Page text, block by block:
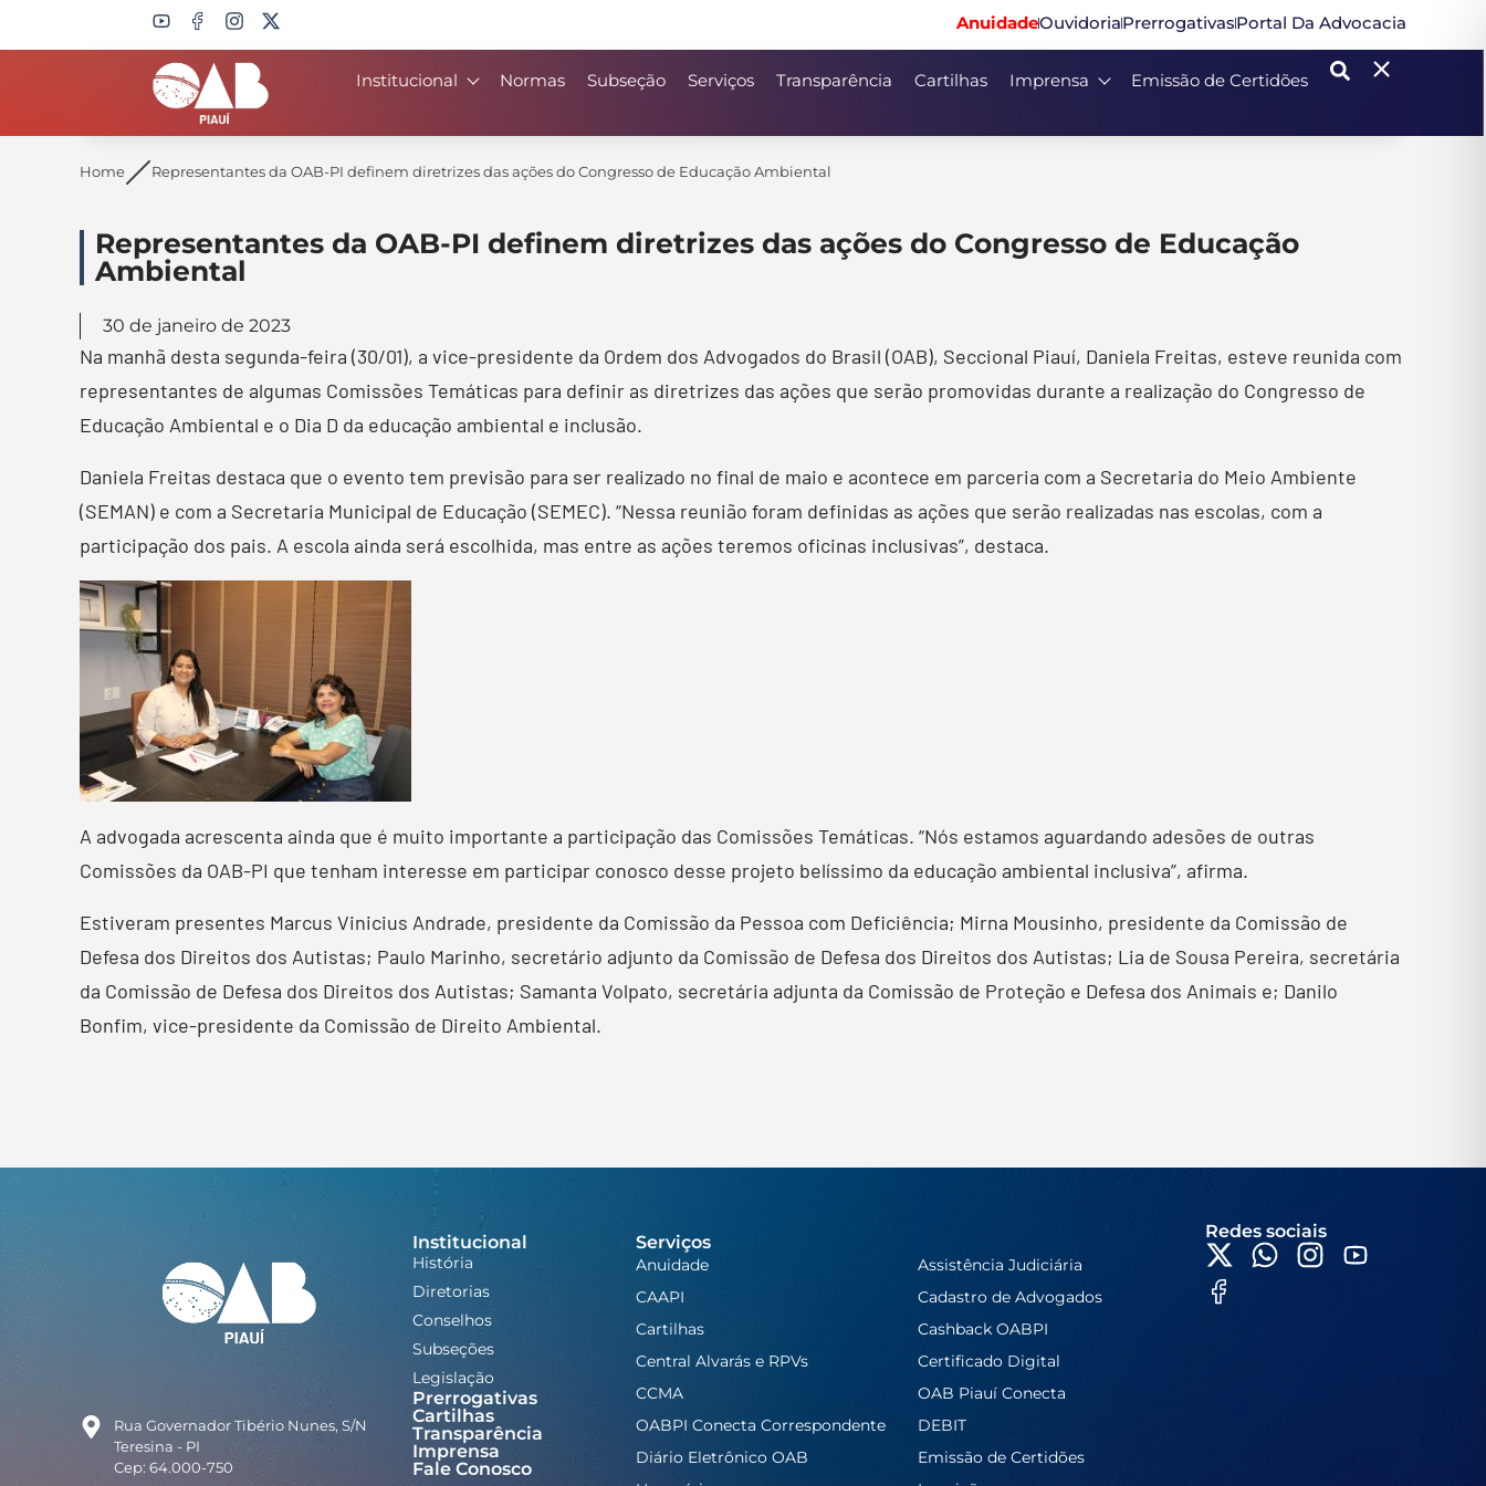
AnuidadeOuvidoriaPrerrogativasPortal Da Advocacia
Institucional Normas Subseção Serviços Transparência Cartilhas Imprensa Emissão de Certidões
Search
Home Representantes da OAB-PI definem diretrizes das ações do Congresso de Educação Ambiental
Representantes da OAB-PI definem diretrizes das ações do Congresso de Educação
Ambiental
30 de janeiro de 2023
Na manhã desta segunda-feira (30/01), a vice-presidente da Ordem dos Advogados do Brasil (OAB), Seccional Piauí, Daniela Freitas, esteve reunida com
representantes de algumas Comissões Temáticas para definir as diretrizes das ações que serão promovidas durante a realização do Congresso de
Educação Ambiental e o Dia D da educação ambiental e inclusão.
Daniela Freitas destaca que o evento tem previsão para ser realizado no final de maio e acontece em parceria com a Secretaria do Meio Ambiente
(SEMAN) e com a Secretaria Municipal de Educação (SEMEC). “Nessa reunião foram definidas as ações que serão realizadas nas escolas, com a
participação dos pais. A escola ainda será escolhida, mas entre as ações teremos oficinas inclusivas”, destaca.
A advogada acrescenta ainda que é muito importante a participação das Comissões Temáticas. “Nós estamos aguardando adesões de outras
Comissões da OAB-PI que tenham interesse em participar conosco desse projeto belíssimo da educação ambiental inclusiva”, afirma.
Estiveram presentes Marcus Vinicius Andrade, presidente da Comissão da Pessoa com Deficiência; Mirna Mousinho, presidente da Comissão de
Defesa dos Direitos dos Autistas; Paulo Marinho, secretário adjunto da Comissão de Defesa dos Direitos dos Autistas; Lia de Sousa Pereira, secretária
da Comissão de Defesa dos Direitos dos Autistas; Samanta Volpato, secretária adjunta da Comissão de Proteção e Defesa dos Animais e; Danilo
Bonfim, vice-presidente da Comissão de Direito Ambiental.
Rua Governador Tibério Nunes, S/N
Teresina - PI
Cep: 64.000-750
Institucional
História
Diretorias
Conselhos
Subseções
Legislação
Prerrogativas
Cartilhas
Transparência
Imprensa
Fale Conosco
Serviços
Anuidade
Assistência Judiciária
CAAPI
Cadastro de Advogados
Cartilhas
Cashback OABPI
Central Alvarás e RPVs
Certificado Digital
CCMA
OAB Piauí Conecta
OABPI Conecta Correspondente
DEBIT
Diário Eletrônico OAB
Emissão de Certidões
Redes sociais